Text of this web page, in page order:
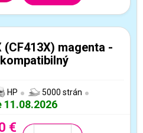
(CF413X) magenta -
kompatibilný
HP 5000 strán
11.08.2026
€